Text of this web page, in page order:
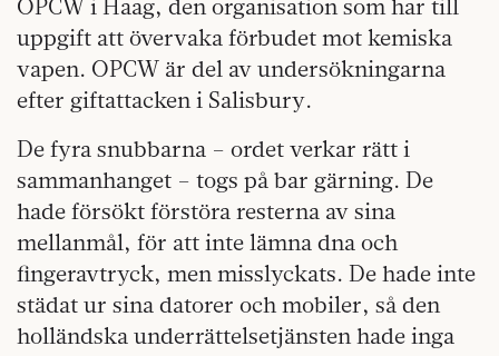
OPCW i Haag, den organisation som har till
uppgift att övervaka förbudet mot kemiska
vapen. OPCW är del av undersökningarna
efter giftattacken i Salisbury.
De fyra snubbarna – ordet verkar rätt i
sammanhanget – togs på bar gärning. De
hade försökt förstöra resterna av sina
mellanmål, för att inte lämna dna och
fingeravtryck, men misslyckats. De hade inte
städat ur sina datorer och mobiler, så den
holländska underrättelsetjänsten hade inga